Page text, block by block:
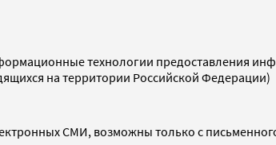
технологии предоставления
на территории Российской Федерации)
СМИ, возможны только с